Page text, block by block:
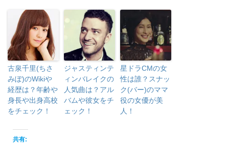
古泉千里(ちさ
みぽ)のWikiや
経歴は？年齢や
身長や出身高校
をチェック！
ジャスティンテ
ィンバレイクの
人気曲は？アル
バムや彼女をチ
ェック！
星ドラCMの女
性は誰？スナッ
ク(バー)のママ
役の女優が美
人！
共有: